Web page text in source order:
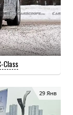
Class
29 Янв